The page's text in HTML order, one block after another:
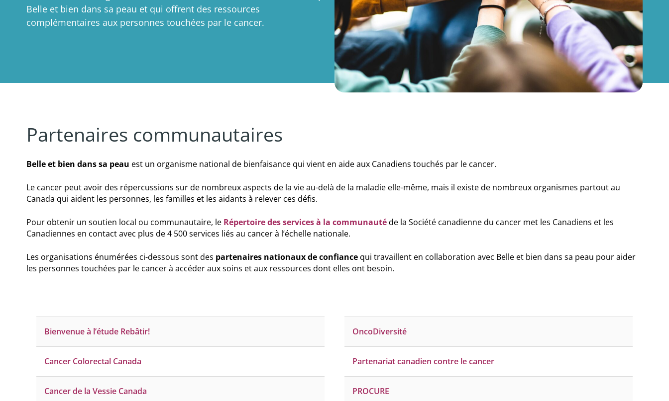
Soins de la peau et maquillage
Prothèses capillaires et foulards
Rasage et soins de la peau pour hommes
Ados
Bien-être sexuel
Pour les aidants
Balado
Ressources vidéo
Donsd'entreprise
Dons d'entreprise
Accès pour les bénévoles
Gouvernance
Présence mondiale
Belle et bien dans sa peau et qui offrent des ressources
complémentaires aux personnes touchées par le cancer.
Partenaires communautaires
Belle et bien dans sa peau est un organisme national de bienfaisance qui vient en aide aux Canadiens touchés par le cancer.
Le cancer peut avoir des répercussions sur de nombreux aspects de la vie au-delà de la maladie elle-même, mais il existe de nombreux organismes partout au
Canada qui aident les personnes, les familles et les aidants à relever ces défis.
Pour obtenir un soutien local ou communautaire, le Répertoire des services à la communautéde la Société canadienne du cancer met les Canadiens et les
Canadiennes en contact avec plus de 4 500 services liés au cancer à l’échelle nationale.
Les organisations énumérées ci-dessous sont des partenaires nationaux de confiance qui travaillent en collaboration avec Belle et bien dans sa peau pour aider
les personnes touchées par le cancer à accéder aux soins et aux ressources dont elles ont besoin.
Bienvenue à l’étude Rebâtir!
Cancer Colorectal Canada
Cancer de la Vessie Canada
OncoDiversité
Partenariat canadien contre le cancer
PROCURE